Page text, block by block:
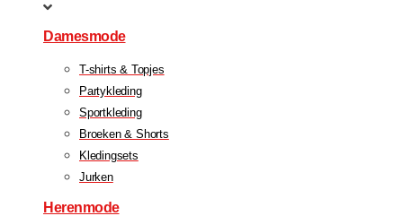
Damesmode
T-shirts & Topjes
Partykleding
Sportkleding
Broeken & Shorts
Kledingsets
Jurken
Herenmode